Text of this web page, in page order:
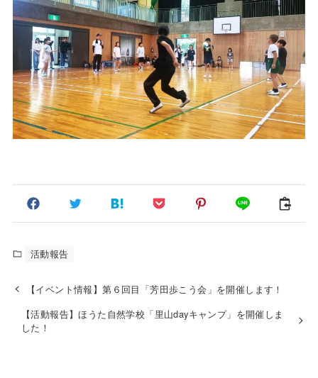
活動報告
【イベント情報】第６回目「芳田歩こう会」を開催します！
【活動報告】ほうた自然学校「里山dayキャンプ」を開催しま
した！